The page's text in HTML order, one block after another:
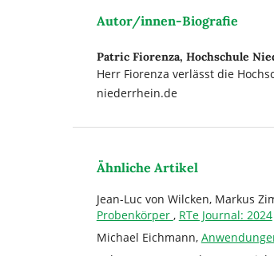
Autor/innen-Biografie
Patric Fiorenza, Hochschule
Herr Fiorenza verlässt die
niederrhein.de
Ähnliche Artikel
Jean-Luc von Wilcken, Markus
Probenkörper , RTe Journal: 2024
Michael Eichmann,